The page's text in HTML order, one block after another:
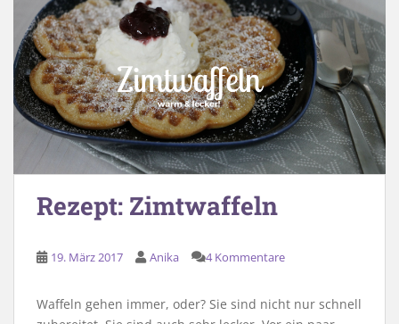
Rezept: Zimtwaffeln
19. März 2017 Anika 4 Kommentare
Waffeln gehen immer, oder? Sie sind nicht nur schnell